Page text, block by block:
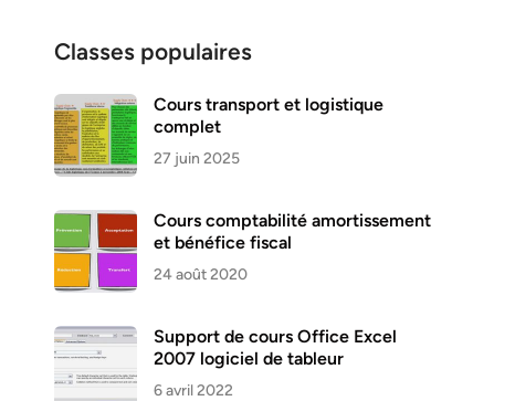
Classes populaires
Cours transport et logistique
complet
27 juin 2025
Cours comptabilité amortissement
et bénéfice fiscal
24 août 2020
Support de cours Office Excel
2007 logiciel de tableur
6 avril 2022